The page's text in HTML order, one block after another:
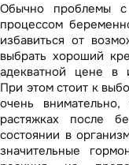
Обычно проблемы
процессом
избавиться от
выбрать хороший
адекватной цене в
При этом стоит к
очень
растяжках после
состоянии в
значительные